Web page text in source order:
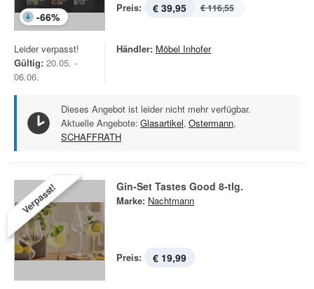
-66%
Preis: € 39,95 € 116,55
Leider verpasst!
Gültig: 20.05. -
06.06.
Händler: Möbel Inhofer
Dieses Angebot ist leider nicht mehr verfügbar.
Aktuelle Angebote: Glasartikel, Ostermann,
SCHAFFRATH
Verpasst! Gin-Set Tastes Good 8-tlg.
Marke: Nachtmann
Preis: € 19,99